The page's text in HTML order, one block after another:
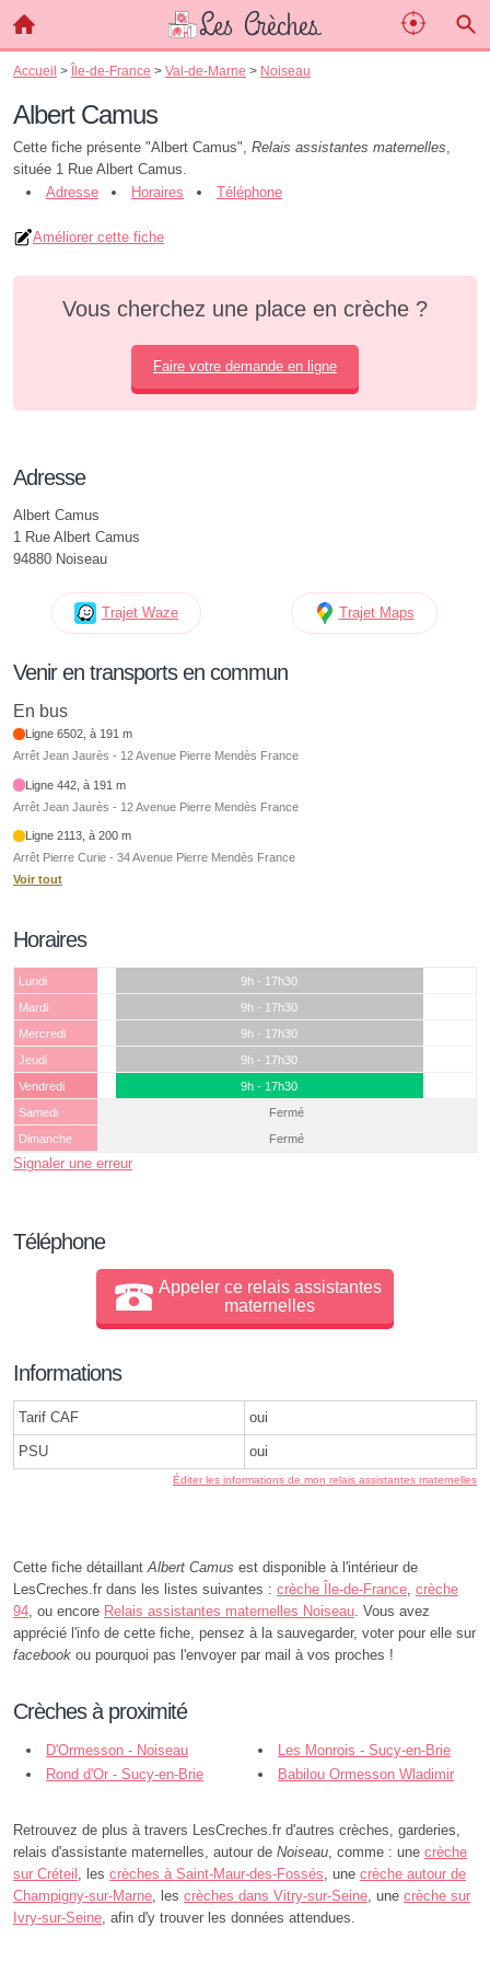
Accueil > Île-de-France > Val-de-Marne > Noiseau
Albert Camus
Cette fiche présente "Albert Camus", Relais assistantes maternelles,
située 1 Rue Albert Camus.
Adresse
Horaires Téléphone
Améliorer cette fiche
Vous cherchez une place en crèche ?
Faire votre demande en ligne
Adresse
Albert Camus
1 Rue Albert Camus
94880 Noiseau
Trajet Waze Trajet Maps
Venir en transports en commun
En bus
Ligne 6502, à 191 m
Arrêt Jean Jaurès - 12 Avenue Pierre Mendès France
Ligne 442, à 191 m
Arrêt Jean Jaurès - 12 Avenue Pierre Mendès France
Ligne 2113, à 200 m
Arrêt Pierre Curie - 34 Avenue Pierre Mendès France
Voir tout
Horaires
Lundi
9h - 17h30
Mardi
9h - 17h30
Mercredi
9h - 17h30
Jeudi
9h - 17h30
Vendredi
9h - 17h30
Samedi
Fermé
Dimanche
Fermé
Signaler une erreur
Téléphone
Appeler ce relais assistantes
maternelles
Informations
Tarif CAF oui
PSU oui
Éditer les informations de mon relais assistantes maternelles
Cette fiche détaillantAlbert Camus est disponible à l'intérieur de
LesCreches.fr dans les listes suivantes : crèche Île-de-France, crèche
94, ou encore Relais assistantes maternelles Noiseau. Vous avez
apprécié l'info de cette fiche, pensez à la sauvegarder, voter pour elle sur
facebook ou pourquoi pas l'envoyer par mail à vos proches !
Crèches à proximité
D'Ormesson - Noiseau
Les Monrois - Sucy-en-Brie
Rond d'Or - Sucy-en-Brie
Babilou Ormesson Wladimir
Retrouvez de plus à travers LesCreches.fr d'autres crèches, garderies,
relais d'assistante maternelles, autour de Noiseau, comme : une crèche
sur Créteil , les crèches à Saint-Maur-des-Fossés, une crèche autour de
Champigny-sur-Marne, les crèches dans Vitry-sur-Seine, une crèche sur
Ivry-sur-Seine, afin d'y trouver les données attendues.